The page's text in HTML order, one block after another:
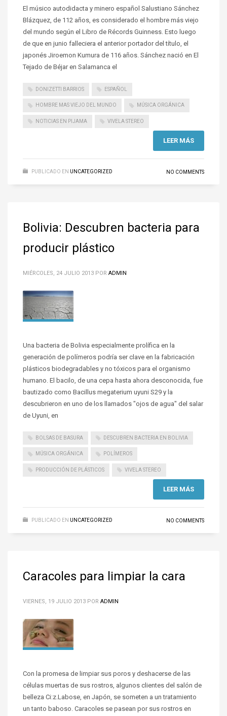
El músico autodidacta y minero español Salustiano Sánchez
Blázquez, de 112 años, es considerado el hombre más viejo
del mundo según el Libro de Récords Guinness. Esto luego
de que en junio falleciera el anterior portador del título, el
japonés Jiroemon Kumura de 116 años. Sánchez nació en El
Tejado de Béjar en Salamanca el
DONIZETTI BARRIOS ESPAÑOL
HOMBRE MAS VIEJO DEL MUNDO MÚSICA ORGÁNICA
NOTICIAS EN PIJAMA VIVELA STEREO
LEER MÁS
PUBLICADO EN UNCATEGORIZED NO COMMENTS
Bolivia: Descubren bacteria para
producir plástico
MIÉRCOLES, 24 JULIO 2013 POR ADMIN
Una bacteria de Bolivia especialmente prolífica en la
generación de polímeros podría ser clave en la fabricación
plásticos biodegradables y no tóxicos para el organismo
humano. El bacilo, de una cepa hasta ahora desconocida, fue
bautizado como Bacillus megaterium uyuni S29 y la
descubrieron en uno de los llamados "ojos de agua" del salar
de Uyuni, en
BOLSAS DE BASURA DESCUBREN BACTERIA EN BOLIVIA
MÚSICA ORGÁNICA POLÍMEROS
PRODUCCIÓN DE PLÁSTICOS VIVELA STEREO
LEER MÁS
PUBLICADO EN UNCATEGORIZED NO COMMENTS
Caracoles para limpiar la cara
VIERNES, 19 JULIO 2013 POR ADMIN
Con la promesa de limpiar sus poros y deshacerse de las
células muertas de sus rostros, algunos clientes del salón de
belleza Ci:z.Labose, en Japón, se someten a un tratamiento
un tanto baboso. Caracoles se pasean por sus rostros en